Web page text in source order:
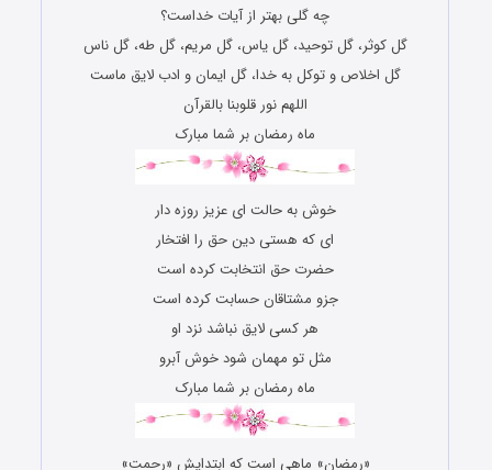
چه گلی بهتر از آیات خداست؟
گل کوثر، گل توحید، گل یاس، گل مریم، گل طه، گل ناس
گل اخلاص و توکل به خدا، گل ایمان و ادب لایق ماست
اللهم نور قلوبنا بالقرآن
ماه رمضان بر شما مبارک
خوش به حالت ای عزیز روزه دار
ای که هستی دین حق را افتخار
حضرت حق انتخابت کرده است
جزو مشتاقان حسابت کرده است
هر کسی لایق نباشد نزد او
مثل تو مهمان شود خوش آبرو
ماه رمضان بر شما مبارک
«رمضان» ماهى است که ابتدایش «رحمت»